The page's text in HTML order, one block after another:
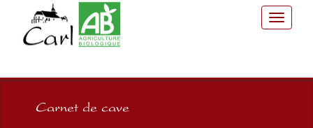
Toggle
Carnet de cave